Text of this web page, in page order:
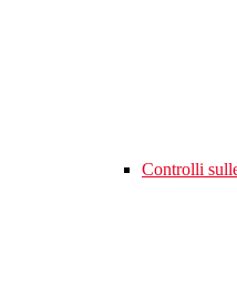
Controlli